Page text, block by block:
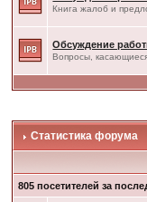
Книга жалоб и
Обсуждение
Вопросы,
Статистика форума
805 посетителей за